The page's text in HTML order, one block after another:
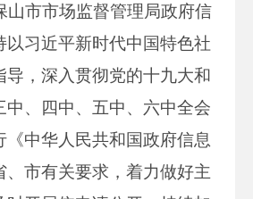
山市市场监督管理局政府信
以习近平新时代中国特色社
导，深入贯彻党的十九大和
中、四中、五中、六中全会
《中华人民共和国政府信息
、市有关要求，着力做好主